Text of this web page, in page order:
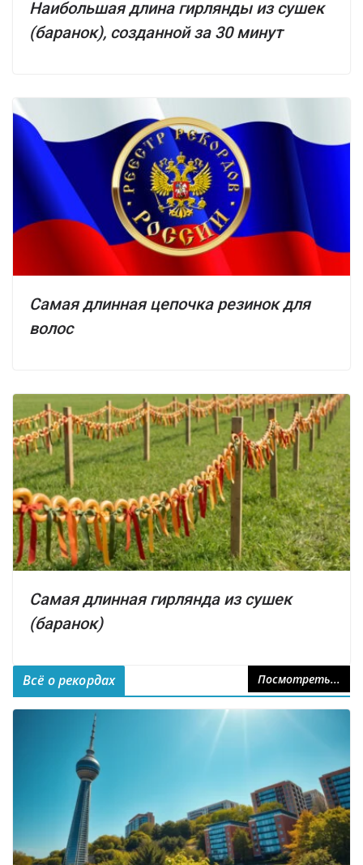
Наибольшая длина гирлянды из сушек
(баранок), созданной за 30 минут
Самая длинная цепочка резинок для
волос
Самая длинная гирлянда из сушек
(баранок)
Всё о рекордах Посмотреть...